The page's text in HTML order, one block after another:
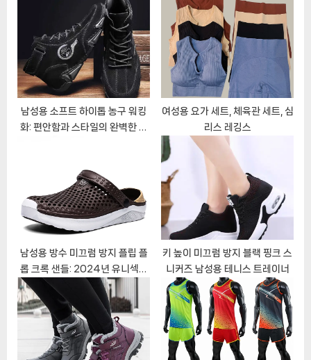
s
t
:
s
t
:
남성용 소프트 하이톱 농구 워킹
화: 편안함과 스타일의 완벽한 조
여성용 요가 세트, 체육관 세트, 심
리스 레깅스
남성용 방수 미끄럼 방지 플립 플
롭 크록 샌들: 2024년 유니섹스
패션의 필수품
키 높이 미끄럼 방지 블랙 핑크 스
니커즈 남성용 테니스 트레이너